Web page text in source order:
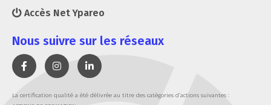
Accès Net Ypareo
Nous suivre sur les réseaux
La certification qualité a été délivrée au titre des catégories d’actions suivantes :